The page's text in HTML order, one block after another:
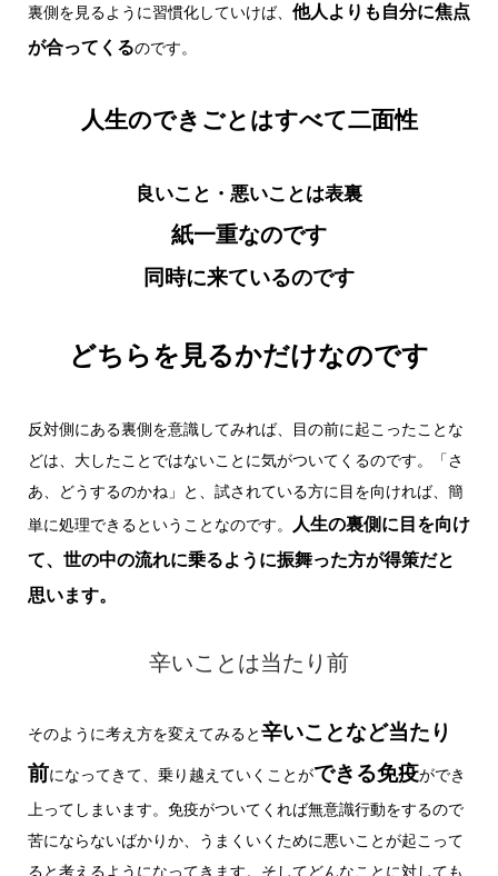
裏側を見るように習慣化していけば、 他人よりも自分に焦点
が合ってくるのです。
人生のできごとはすべて二面性
良いこと・悪いことは表裏
紙一重なのです
同時に来ているのです
どちらを見るかだけなのです
反対側にある裏側を意識してみれば、目の前に起こったことな
どは、大したことではないことに気がついてくるのです。「さ
あ、どうするのかね」と、試されている方に目を向ければ、簡
単に処理できるということなのです。
人生の裏側に目を向け
て、世の中の流れに乗るように振舞った方が得策だと
思います。
辛いことは当たり前
そのように考え方を変えてみると辛いことなど当たり
前になってきて、乗り越えていくことができる免疫ができ
上ってしまいます。免疫がついてくれば無意識行動をするので
苦にならないばかりか、うまくいくために悪いことが起こって
ると考えるようになってきます。そしてどんなことに対しても